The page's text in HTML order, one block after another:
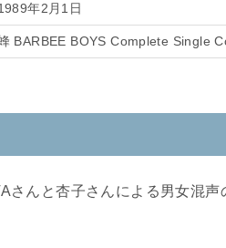
年2月1日
BARBEE BOYS Complete Single
さんと杏子さんによる男女混声